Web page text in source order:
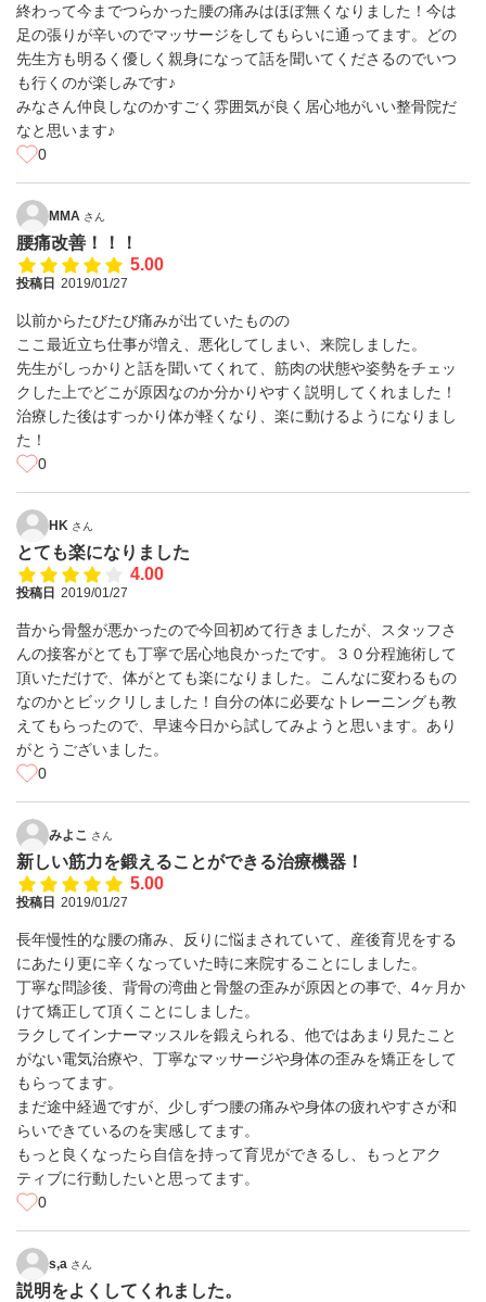
終わって今までつらかった腰の痛みはほぼ無くなりました！今は
足の張りが辛いのでマッサージをしてもらいに通ってます。どの
先生方も明るく優しく親身になって話を聞いてくださるのでいつ
も行くのが楽しみです♪
みなさん仲良しなのかすごく雰囲気が良く居心地がいい整骨院だ
なと思います♪
0
MMA さん
腰痛改善！！！
5.00
投稿日 2019/01/27
以前からたびたび痛みが出ていたものの
ここ最近立ち仕事が増え、悪化してしまい、来院しました。
先生がしっかりと話を聞いてくれて、筋肉の状態や姿勢をチェッ
クした上でどこが原因なのか分かりやすく説明してくれました！
治療した後はすっかり体が軽くなり、楽に動けるようになりまし
た！
0
HK さん
とても楽になりました
4.00
投稿日 2019/01/27
昔から骨盤が悪かったので今回初めて行きましたが、スタッフさ
んの接客がとても丁寧で居心地良かったです。３０分程施術して
頂いただけで、体がとても楽になりました。こんなに変わるもの
なのかとビックリしました！自分の体に必要なトレーニングも教
えてもらったので、早速今日から試してみようと思います。あり
がとうございました。
0
みよこ さん
新しい筋力を鍛えることができる治療機器！
5.00
投稿日 2019/01/27
長年慢性的な腰の痛み、反りに悩まされていて、産後育児をする
にあたり更に辛くなっていた時に来院することにしました。
丁寧な問診後、背骨の湾曲と骨盤の歪みが原因との事で、4ヶ月か
けて矯正して頂くことにしました。
ラクしてインナーマッスルを鍛えられる、他ではあまり見たこと
がない電気治療や、丁寧なマッサージや身体の歪みを矯正をして
もらってます。
まだ途中経過ですが、少しずつ腰の痛みや身体の疲れやすさが和
らいできているのを実感してます。
もっと良くなったら自信を持って育児ができるし、もっとアク
ティブに行動したいと思ってます。
0
s,a さん
説明をよくしてくれました。